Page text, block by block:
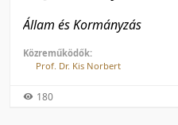
Állam és Kormányzás
Közreműködők:
Prof. Dr. Kis Norbert
180